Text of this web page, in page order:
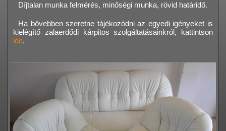
Díjtalan munka felmérés, minőségi munka, rövid határidő.
Ha bővebben szeretne tájékozódni az egyedi igényeket is
kielégítő zalaerdődi kárpitos szolgáltatásainkról, kattintson
ide.